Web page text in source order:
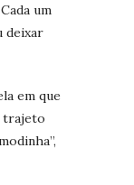
um
deixar
em que
trajeto